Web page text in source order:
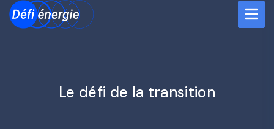
Le défi de la transition